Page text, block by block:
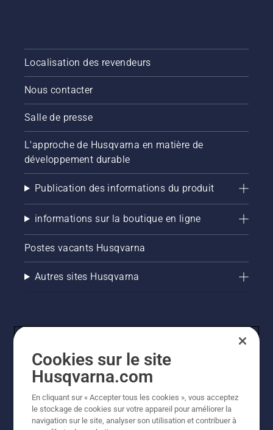
Localisation des revendeurs
Nous contacter
Salle de presse
L'approche de Husqvarna en matière de
développement durable
Publication des informations du produit
informations sur la boutique en ligne
Postes vacants Husqvarna
Autres sites Husqvarna
© Husqvarna AB (publ). Tous droits réservés. Les prix
indiqués sont des prix de vente conseillés. Tous les prix
Cookies sur le site
Husqvarna.com
En cliquant sur « Accepter tous les cookies », vous acceptez
le stockage de cookies sur votre appareil pour améliorer la
navigation sur le site, analyser son utilisation et contribuer à